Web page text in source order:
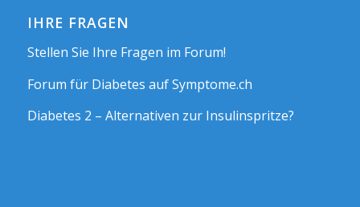
IHRE FRAGEN
Stellen Sie Ihre Fragen im Forum!
Forum für Diabetes auf Symptome.ch
Diabetes 2 – Alternativen zur Insulinspritze?